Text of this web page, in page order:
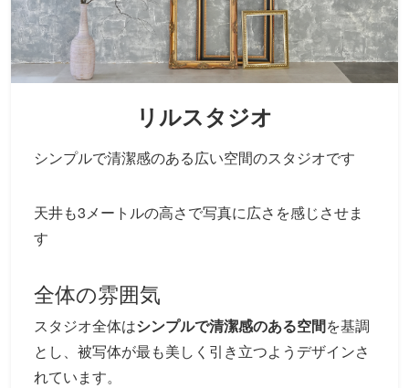
リルスタジオ
シンプルで清潔感のある広い空間のスタジオです
天井も3メートルの高さで写真に広さを感じさせま
す
全体の雰囲気
スタジオ全体はシンプルで清潔感のある空間を基調
とし、被写体が最も美しく引き立つようデザインさ
れています。